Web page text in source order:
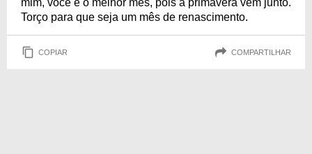
mim, você é o melhor mês, pois a primavera vem junto.
Torço para que seja um mês de renascimento.
COPIAR COMPARTILHAR